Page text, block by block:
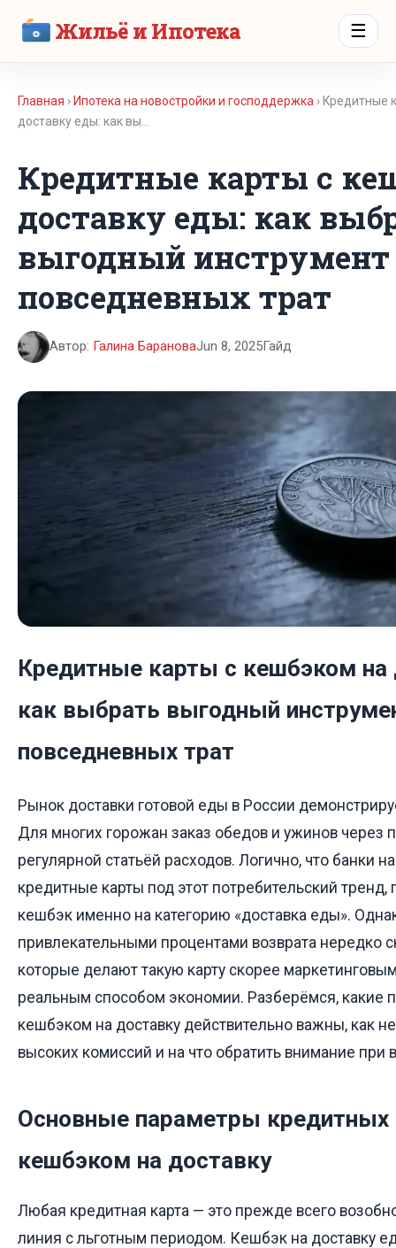
Жильё и Ипотека ☰
Главная › Ипотека на новостройки и господдержка › Кредитные
доставку еды: как вы…
Кредитные карты с
доставку еды: как
выгодный
повседневных трат
Автор: Галина БарановаJun 8, 2025Гайд
Кредитные карты с кешбэком на
как выбрать выгодный
повседневных трат
Рынок доставки готовой еды в России
Для многих горожан заказ обедов и ужинов через
регулярной статьёй расходов. Логично, что банки
кредитные карты под этот потребительский
кешбэк именно на категорию «доставка еды».
привлекательными процентами возврата нередко
которые делают такую карту скорее
реальным способом экономии. Разберёмся, какие
кешбэком на доставку действительно важны, как
высоких комиссий и на что обратить внимание при
Основные параметры кредитных
кешбэком на доставку
Любая кредитная карта — это прежде всего
линия с льготным периодом. Кешбэк на доставку